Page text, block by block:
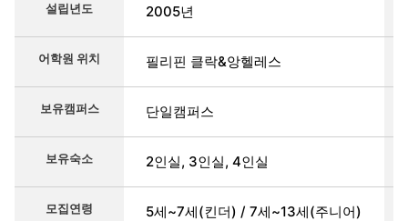
설립년도 2005년
어학원 위치 필리핀 클락&앙헬레스
보유캠퍼스 단일캠퍼스
보유숙소 2인실, 3인실, 4인실
모집연령 5세~7세(킨더) / 7세~13세(주니어)